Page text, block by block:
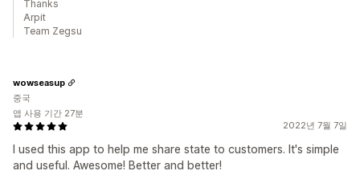
Thanks
Arpit
Team Zegsu
2022년 7월 7일
I used this app to help me share state to customers. It's simple
and useful. Awesome! Better and better!
wowseasup
중국
앱 사용 기간 27분